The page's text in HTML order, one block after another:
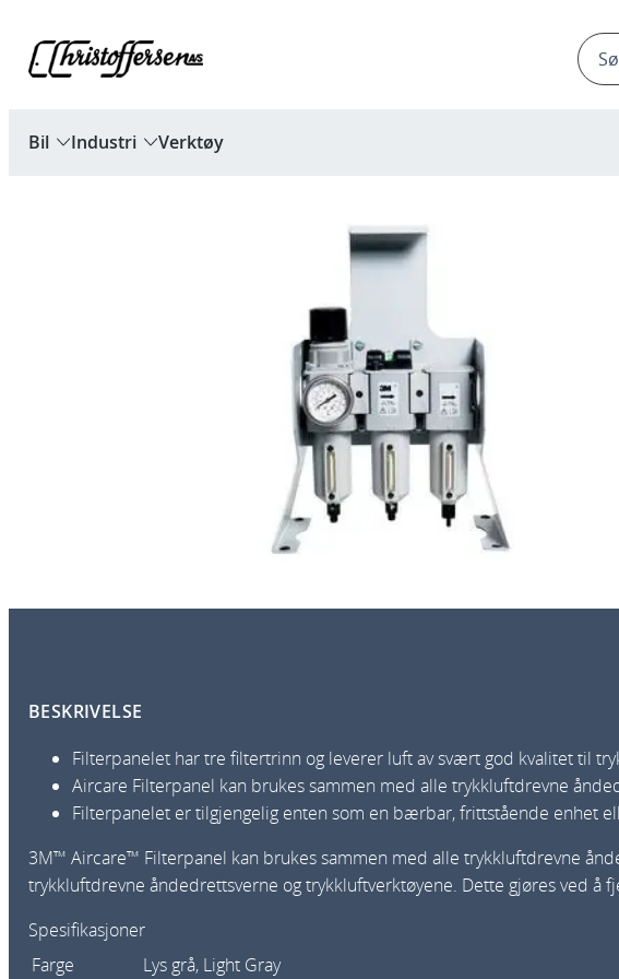
innhold
Bil Industri Verktøy
BESKRIVELSE
Filterpanelet har tre filtertrinn og leverer luft av svært god kvalitet til
Aircare Filterpanel kan brukes sammen med alle trykkluftdrevne
Filterpanelet er tilgjengelig enten som en bærbar, frittstående enhet
3M™ Aircare™ Filterpanel kan brukes sammen med alle trykkluftdrevne
trykkluftdrevne åndedrettsverne og trykkluftverktøyene. Dette gjøres ved
Spesifikasjoner
Farge
Lys grå, Light Gray